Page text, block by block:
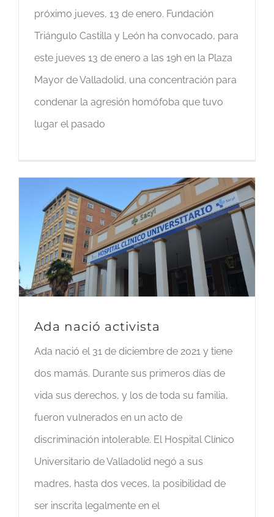
próximo jueves, 13 de enero. Fundación
Triángulo Castilla y León ha convocado, para
este jueves 13 de enero a las 19h en la Plaza
Mayor de Valladolid, una concentración para
condenar la agresión homófoba que tuvo
lugar el pasado
Ada nació activista
Ada nació el 31 de diciembre de 2021 y tiene
dos mamás. Durante sus primeros días de
vida sus derechos, y los de toda su familia,
fueron vulnerados en un acto de
discriminación intolerable. El Hospital Clínico
Universitario de Valladolid negó a sus
madres, hasta dos veces, la posibilidad de
ser inscrita legalmente en el